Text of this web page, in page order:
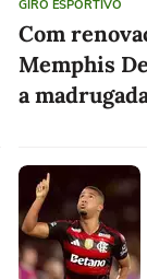
GIRO ESPORTIVO
Com
Memphis
a
Pulgar aluga
integrada às
no Rio
São Paulo
Duarte e Iago